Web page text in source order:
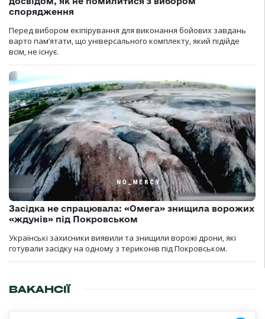
спорядження
Перед вибором екіпірування для виконання бойових завдань
варто пам’ятати, що універсального комплекту, який підійде
всім, не існує.
Засідка не спрацювала: «Омега» знищила ворожих
«ждунів» під Покровськом
Українські захисники виявили та знищили ворожі дрони, які
готували засідку на одному з териконів під Покровськом.
ВАКАНСІЇ